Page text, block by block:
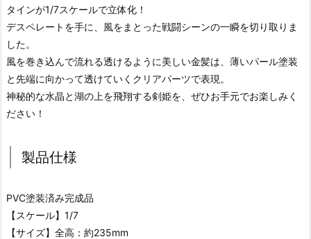
タインが1/7スケールで立体化！
デスペレートを手に、風をまとった戦闘シーンの一瞬を切り取りま
した。
風を巻き込んで流れる透けるように美しい金髪は、薄いパール塗装
と先端に向かって透けていくクリアパーツで表現。
神秘的な水晶と湖の上を飛翔する剣姫を、ぜひお手元でお楽しみく
ださい！
製品仕様
PVC塗装済み完成品
【スケール】1/7
【サイズ】全高：約235mm